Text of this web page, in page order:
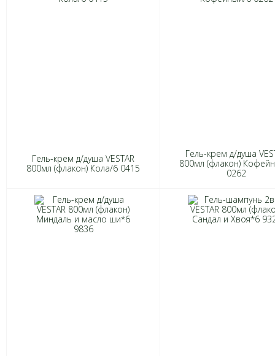
Гель-крем д/душа VESTAR
800мл (флакон) Кола/6 0415
Гель-крем д/душа
800мл (флакон)
0262